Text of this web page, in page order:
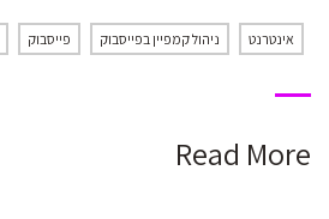
אינטרנט ניהול קמפיין בפייסבוק פייסבוק
Read More